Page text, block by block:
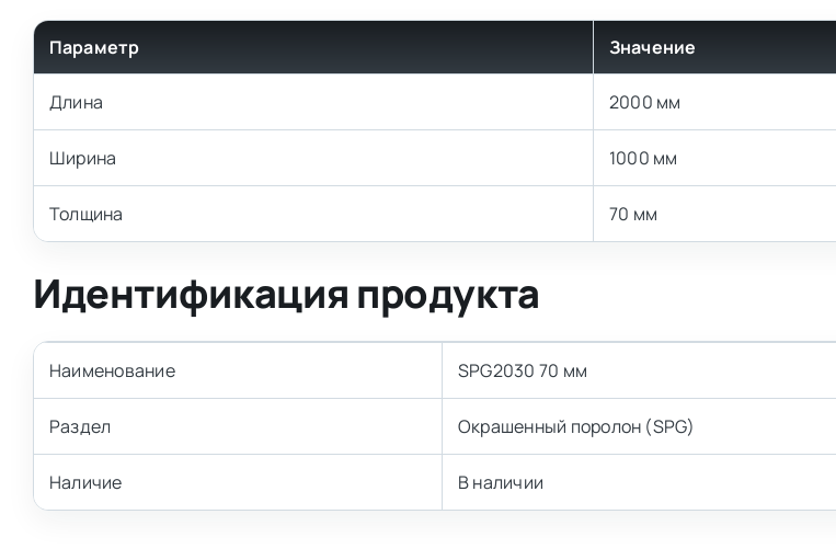
Параметр Значение
Длина 2000 мм
Ширина 1000 мм
Толщина 70 мм
Идентификация продукта
Наименование SPG2030 70 мм
Раздел Окрашенный поролон (SPG)
Наличие В наличии